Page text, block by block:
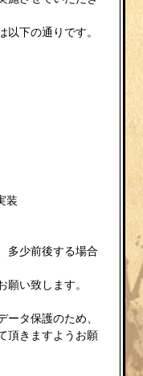
下の通りです。
装
多少前後する場合
い致します。
タ保護のため、
頂きますようお願